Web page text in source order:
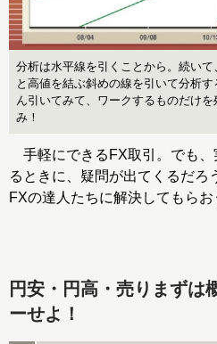
分析は水平線を引くことから。続い
と高値を結ぶ斜めの線を引いて分析
ん引いてみて、ワークするものだけ
み！
手軽にできるFX取引。でも、
るときに、疑問が出てくるだろ
FXの達人たちに解決してもらお
円安・円高・売りまずは
ーせよ！